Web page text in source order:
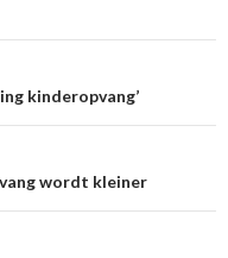
kinderopvang’
wordt kleiner